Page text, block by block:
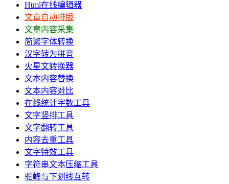
Html在线编辑器
文章自动排版
文章内容采集
简繁字体转换
汉字转为拼音
火星文转换器
文本内容替换
文本内容对比
在线统计字数工具
文字竖排工具
文字翻转工具
内容去重工具
文字特效工具
字符串文本压缩工具
驼峰与下划线互转